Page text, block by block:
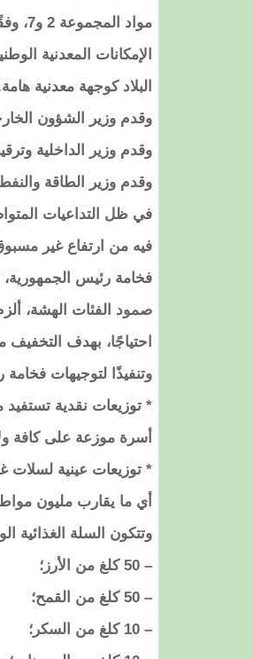
مواد
الإمكانات المعدنية
البلاد كوجهة معدنية
وقدم وزير الشؤون
وقدم وزير الداخلية
وقدم وزير الطاقة
في ظل التداعيات
فيه من ارتفاع غير
فخامة رئيس الجمهورية،
صمود الفئات الهشة،
احتياجًا، بهدف التخفيف
وتنفيذًا لتوجيهات
أسرة موزعة على كافة
أي ما يقارب مليون
وتتكون السلة الغذائية
– 50 كلغ من الأرز؛
– 50 كلغ من القمح؛
– 10 كلغ من السكر؛